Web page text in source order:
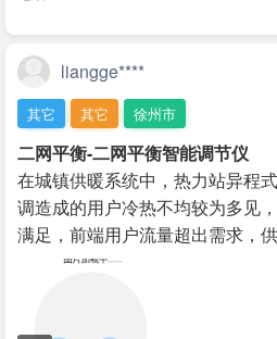
liangge****
其它 其它 徐州市
二网平衡-二网平衡智能调节仪
在城镇供暖系统中，热力站异程
调造成的用户冷热不均较为多见
满足，前端用户流量超出需求，